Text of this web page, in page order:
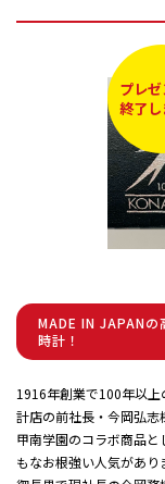
プレ
終了
MADE IN JAPAN
時計！
1916年創業で100年以
計店の前社長・今岡弘
甲南学園のコラボ商品
もなお根強い人気があ